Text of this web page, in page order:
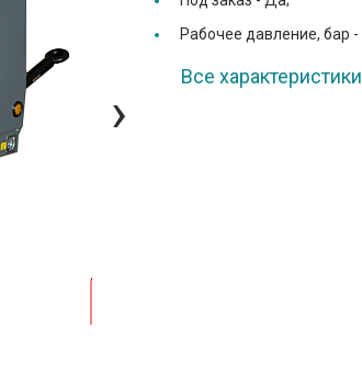
›
Рабочее давление, бар -
Все характеристики